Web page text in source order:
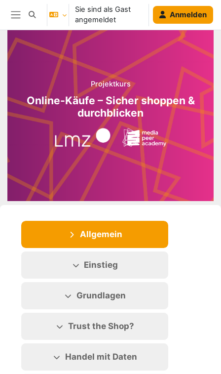
Zum Hauptinhalt
Website-Übersicht
Sucheingabe umschalten
Sie sind als Gast
angemeldet
Anmelden
Blöcke
Projektkurs
Online-Käufe – Sicher shoppen &
durchblicken
Abschnittsübersicht
Allgemein
Einstieg
Grundlagen
Trust the Shop?
Handel mit Daten